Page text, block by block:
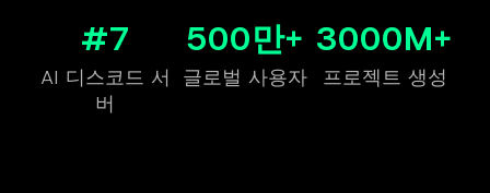
#7
AI 디스코드 서
버
500만+
글로벌 사용자
3000M+
프로젝트 생성